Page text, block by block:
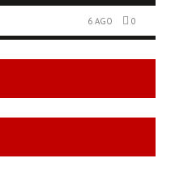
6 AGO 0